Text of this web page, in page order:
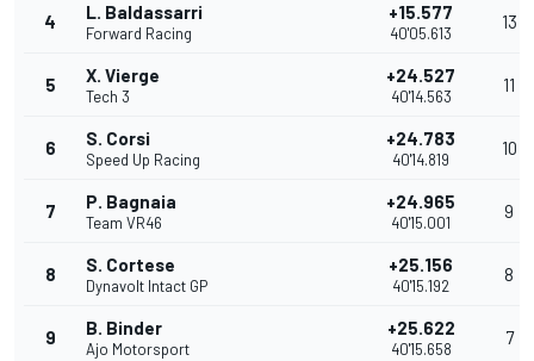
4 L. Baldassarri
Forward Racing
+15.577
40'05.613
13
5 X. Vierge
Tech 3
+24.527
40'14.563
11
6 S. Corsi
Speed Up Racing
+24.783
40'14.819
10
7 P. Bagnaia
Team VR46
+24.965
40'15.001
9
8 S. Cortese
Dynavolt Intact GP
+25.156
40'15.192
8
9 B. Binder
Ajo Motorsport
+25.622
40'15.658
7